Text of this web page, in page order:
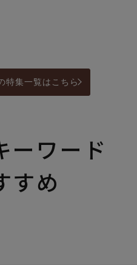
特集一覧はこちら
ーワード
すめ